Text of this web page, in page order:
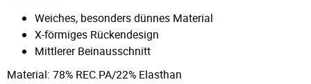
Weiches, besonders dünnes Material
X-förmiges Rückendesign
Mittlerer Beinausschnitt
Material: 78% REC.PA/22% Elasthan